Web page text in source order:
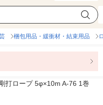
梱包用品・緩衝材・結束用品